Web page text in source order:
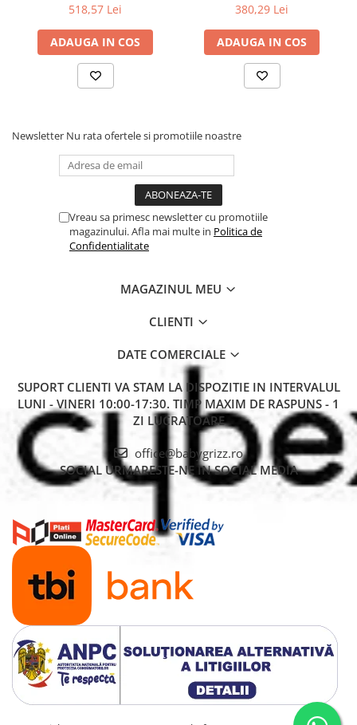
518,57 Lei
ADAUGA IN COS
380,29 Lei
ADAUGA IN COS
Newsletter Nu rata ofertele si promotiile noastre
Vreau sa primesc newsletter cu promotiile
magazinului. Afla mai multe in Politica de
Confidentialitate
MAGAZINUL MEU
CLIENTI
DATE COMERCIALE
SUPORT CLIENTI VA STAM LA DISPOZITIE IN INTERVALUL
LUNI - VINERI 10:00-17:30. TIMP MAXIM DE RASPUNS - 1
ZI LUCRATOARE
office@babygrizz.ro
SOCIAL URMARESTE-NE IN SOCIAL MEDIA